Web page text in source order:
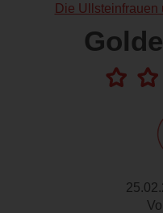
Die Ullsteinfrauen